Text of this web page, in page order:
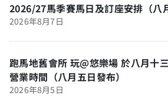
2026/27馬季賽馬日及訂座安排（八
2026年8月7日
跑馬地舊會所 玩@悠樂場 於八月十
營業時間（八月五日發布）
2026年8月5日